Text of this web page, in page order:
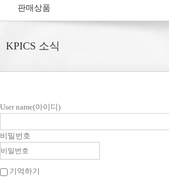
판매상품
KPICS 소식
User name(아이디)
비밀번호
기억하기